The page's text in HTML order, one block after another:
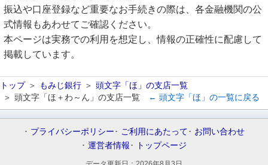
振込や口座登録など重要なお手続きの際は、各金融機関の公
式情報もあわせてご確認ください。
本ページは実務での利用を想定し、情報の正確性に配慮して
掲載しています。
トップ もみじ銀行
頭文字「ほ」の支店一覧
頭文字「ほ＋わ～ん」の支店一覧
← 頭文字「ほ」の一覧に戻る
プライバシーポリシー ご利用にあたって
お問い合わせ
運営者情報
トップページ